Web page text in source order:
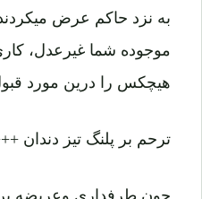
به نزد حاکم عرض
موجوده شما غیرعدل،
هیچکس را درین مورد قبول
ترحم بر پلنگ تیز دندان
چون طرفداری وعریضه